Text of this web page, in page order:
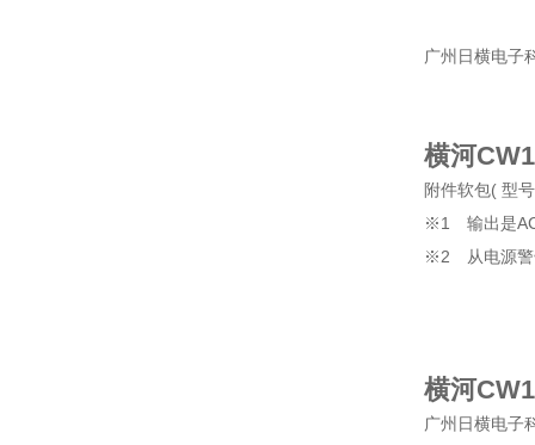
广州日横电子
横河
附件软包( 型
※1 输出是
※2 从电源警
横河
广州日横电子